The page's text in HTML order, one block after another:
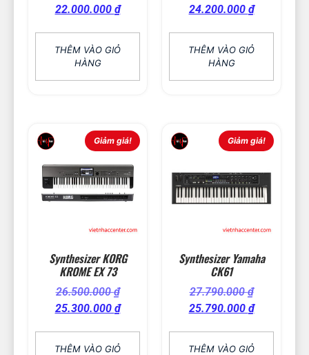
22.000.000 ₫
THÊM VÀO GIỎ
HÀNG
24.200.000 ₫
THÊM VÀO GIỎ
HÀNG
Giảm giá!
Synthesizer KORG
KROME EX 73
26.500.000₫
25.300.000 ₫
THÊM VÀO GIỎ
Giảm giá!
Synthesizer Yamaha
CK61
27.790.000₫
25.790.000 ₫
THÊM VÀO GIỎ